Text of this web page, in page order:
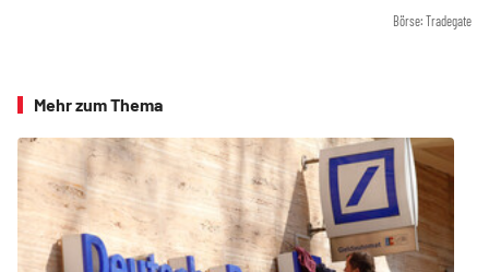
Börse: Tradegate
Mehr zum Thema